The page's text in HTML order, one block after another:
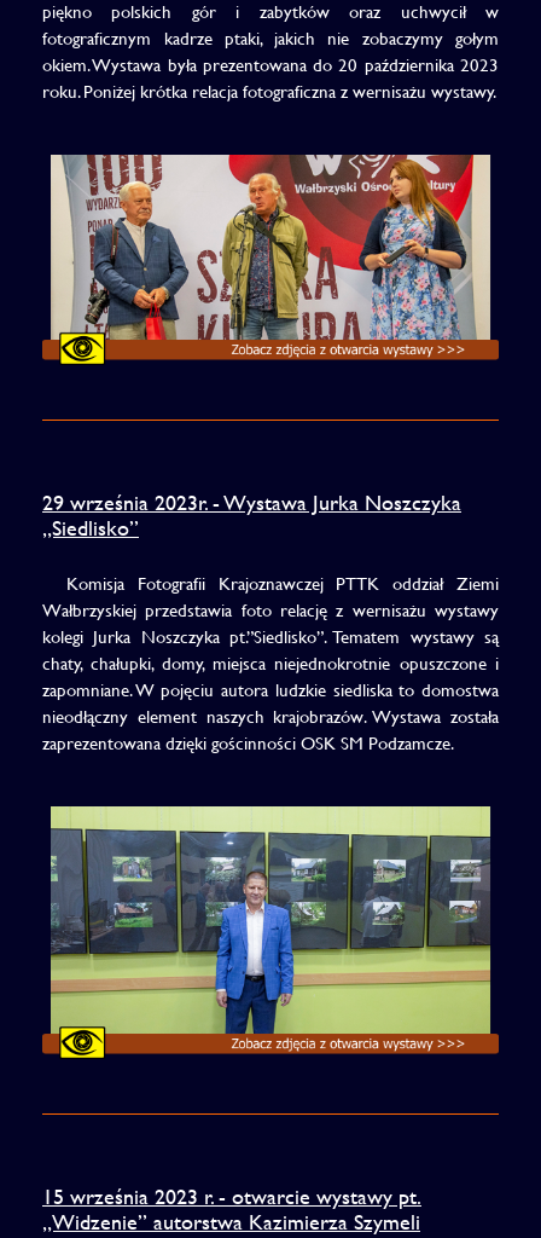
piękno polskich gór i zabytków oraz uchwycił w
fotograficznym kadrze ptaki, jakich nie zobaczymy gołym
okiem. Wystawa była prezentowana do 20 października 2023
roku. Poniżej krótka relacja fotograficzna z wernisażu wystawy.
29 września 2023r. - Wystawa Jurka Noszczyka
„Siedlisko”
Komisja Fotografii Krajoznawczej PTTK oddział Ziemi
Wałbrzyskiej przedstawia foto relację z wernisażu wystawy
kolegi Jurka Noszczyka pt.”Siedlisko”. Tematem wystawy są
chaty, chałupki, domy, miejsca niejednokrotnie opuszczone i
zapomniane. W pojęciu autora ludzkie siedliska to domostwa
nieodłączny element naszych krajobrazów. Wystawa została
zaprezentowana dzięki gościnności OSK SM Podzamcze.
15 września 2023 r. - otwarcie wystawy pt.
„Widzenie” autorstwa Kazimierza Szymeli